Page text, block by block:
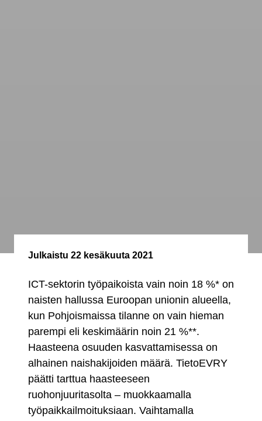
Julkaistu 22 kesäkuuta 2021
ICT-sektorin työpaikoista vain noin 18 %* on
naisten hallussa Euroopan unionin alueella,
kun Pohjoismaissa tilanne on vain hieman
parempi eli keskimäärin noin 21 %**.
Haasteena osuuden kasvattamisessa on
alhainen naishakijoiden määrä. TietoEVRY
päätti tarttua haasteeseen
ruohonjuuritasolta – muokkaamalla
työpaikkailmoituksiaan. Vaihtamalla